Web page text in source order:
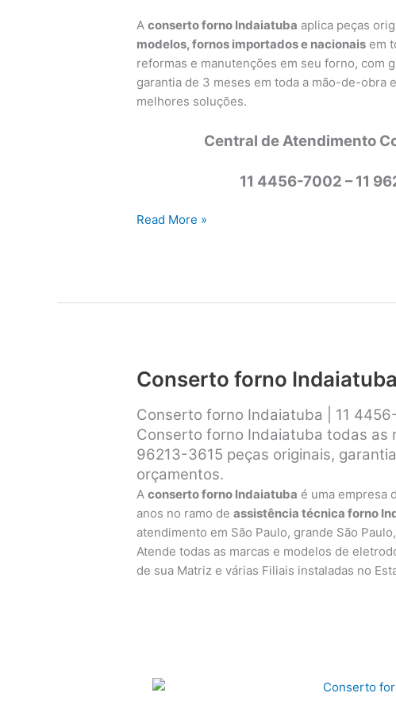
Aconserto forno Indaiatuba aplica peças
modelos, fornos importados e nacionais em
reformas e manutenções em seu forno, com
garantia de 3 meses em toda a mão-de-obra
melhores soluções.
Central de Atendimento
11 4456-7002 – 11
Conserto
Read More »
Conserto forno Indaiatuba
Conserto forno Indaiatuba | 11
Conserto forno Indaiatuba todas as
96213-3615 peças originais,
orçamentos.
Aconserto forno Indaiatuba é uma empresa
anos no ramo deassistência técnica forno
atendimento em São Paulo, grande São
Atende todas as marcas e modelos de
de sua Matriz e várias Filiais instaladas no